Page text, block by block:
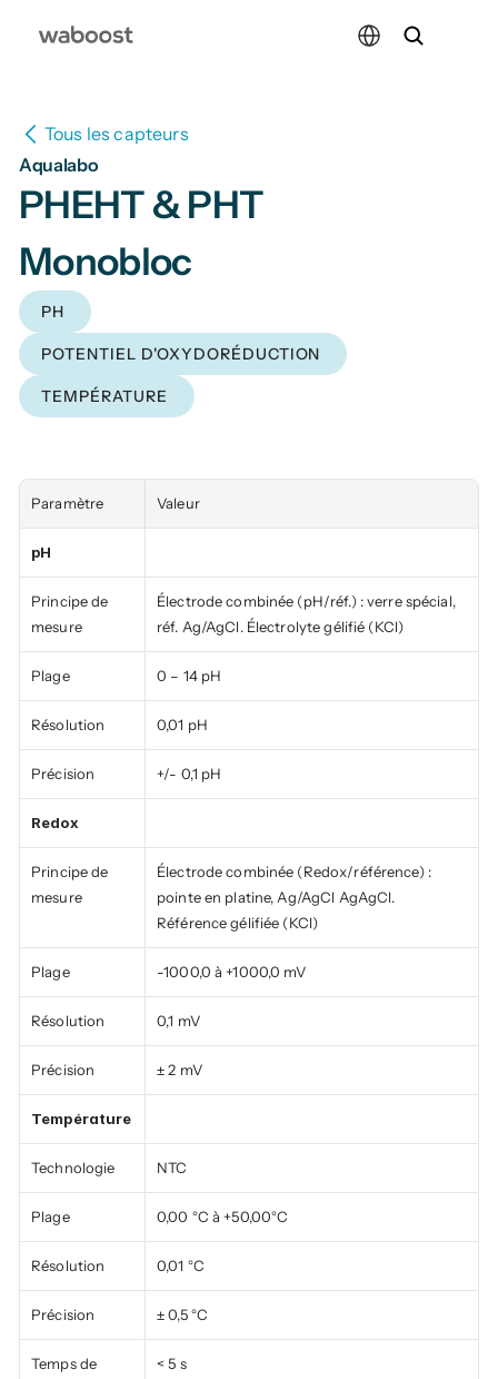
Tous les capteurs
Aqualabo
PHEHT & PHT
Monobloc
PH
POTENTIEL D'OXYDORÉDUCTION
TEMPÉRATURE
Paramètre Valeur
pH
Principe de
mesure
Électrode combinée (pH/réf.) : verre spécial,
réf. Ag/AgCl. Électrolyte gélifié (KCl)
Plage 0 – 14 pH
Résolution 0,01 pH
Précision +/- 0,1 pH
Redox
Principe de
mesure
Électrode combinée (Redox/référence) :
pointe en platine, Ag/AgCl AgAgCl.
Référence gélifiée (KCl)
Plage -1000,0 à +1000,0 mV
Résolution 0,1 mV
Précision ± 2 mV
Température
Technologie NTC
Plage 0,00 °C à +50,00°C
Résolution 0,01 °C
Précision ± 0,5 °C
Temps de
< 5 s